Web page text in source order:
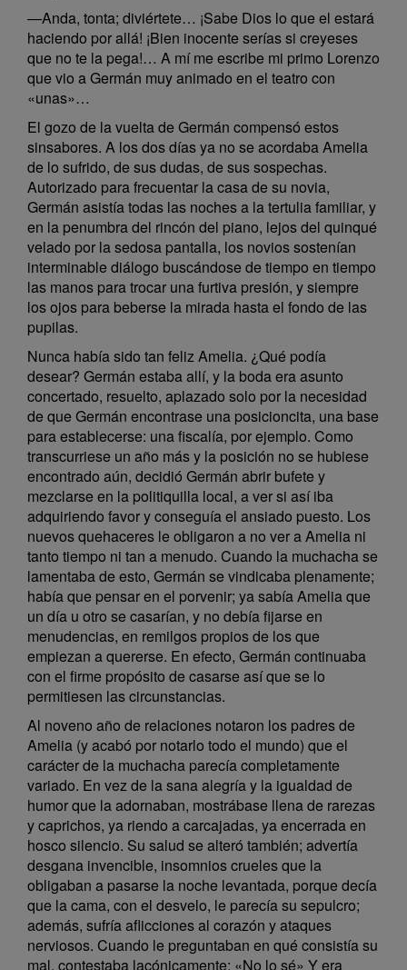
—Anda, tonta; diviértete… ¡Sabe Dios lo que el estará
haciendo por allá! ¡Bien inocente serías si creyeses
que no te la pega!… A mí me escribe mi primo Lorenzo
que vio a Germán muy animado en el teatro con
«unas»…
El gozo de la vuelta de Germán compensó estos
sinsabores. A los dos días ya no se acordaba Amelia
de lo sufrido, de sus dudas, de sus sospechas.
Autorizado para frecuentar la casa de su novia,
Germán asistía todas las noches a la tertulia familiar, y
en la penumbra del rincón del piano, lejos del quinqué
velado por la sedosa pantalla, los novios sostenían
interminable diálogo buscándose de tiempo en tiempo
las manos para trocar una furtiva presión, y siempre
los ojos para beberse la mirada hasta el fondo de las
pupilas.
Nunca había sido tan feliz Amelia. ¿Qué podía
desear? Germán estaba allí, y la boda era asunto
concertado, resuelto, aplazado solo por la necesidad
de que Germán encontrase una posicioncita, una base
para establecerse: una fiscalía, por ejemplo. Como
transcurriese un año más y la posición no se hubiese
encontrado aún, decidió Germán abrir bufete y
mezclarse en la politiquilla local, a ver si así iba
adquiriendo favor y conseguía el ansiado puesto. Los
nuevos quehaceres le obligaron a no ver a Amelia ni
tanto tiempo ni tan a menudo. Cuando la muchacha se
lamentaba de esto, Germán se vindicaba plenamente;
había que pensar en el porvenir; ya sabía Amelia que
un día u otro se casarían, y no debía fijarse en
menudencias, en remilgos propios de los que
empiezan a quererse. En efecto, Germán continuaba
con el firme propósito de casarse así que se lo
permitiesen las circunstancias.
Al noveno año de relaciones notaron los padres de
Amelia (y acabó por notarlo todo el mundo) que el
carácter de la muchacha parecía completamente
variado. En vez de la sana alegría y la igualdad de
humor que la adornaban, mostrábase llena de rarezas
y caprichos, ya riendo a carcajadas, ya encerrada en
hosco silencio. Su salud se alteró también; advertía
desgana invencible, insomnios crueles que la
obligaban a pasarse la noche levantada, porque decía
que la cama, con el desvelo, le parecía su sepulcro;
además, sufría aflicciones al corazón y ataques
nerviosos. Cuando le preguntaban en qué consistía su
mal, contestaba lacónicamente: «No lo sé» Y era